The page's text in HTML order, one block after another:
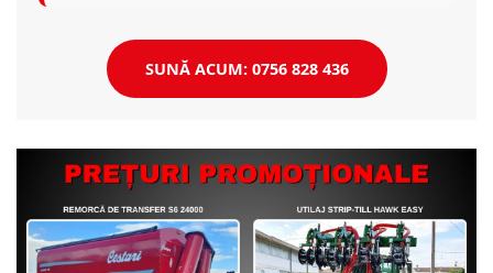
SUNĂ ACUM: 0756 828 436